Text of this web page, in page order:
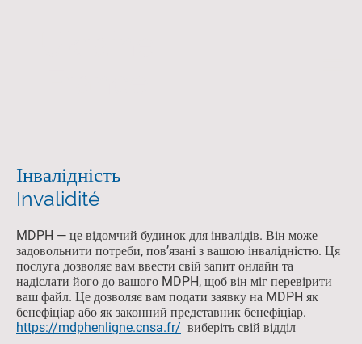
Інвалідність
Invalidité
MDPH — це відомчий будинок для інвалідів. Він може
задовольнити потреби, пов’язані з вашою інвалідністю. Ця
послуга дозволяє вам ввести свій запит онлайн та
надіслати його до вашого MDPH, щоб він міг перевірити
ваш файл. Це дозволяє вам подати заявку на MDPH як
бенефіціар або як законний представник бенефіціар.
https://mdphenligne.cnsa.fr/ виберіть свій відділ